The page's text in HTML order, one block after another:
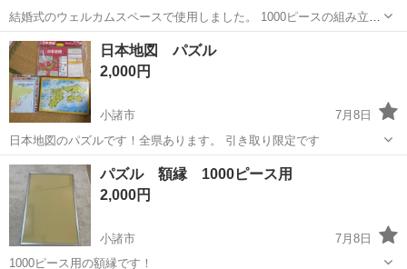
結婚式のウェルカムスペースで使用しました。 1000ピースの組み立て
済みパズルとフレームのセットです。 もう飾らないため、お譲りいた
します。 フレームもディズニーキャラクターです。
長野 松本市 南松本駅 パズル
日本地図 パズル
2,000円
小諸市
7月8日
日本地図のパズルです！全県あります。 引き取り限定です
長野 小諸市 パズル
パズル 額縁 1000ピース用
2,000円
小諸市
7月8日
1000ピース用の額縁です！